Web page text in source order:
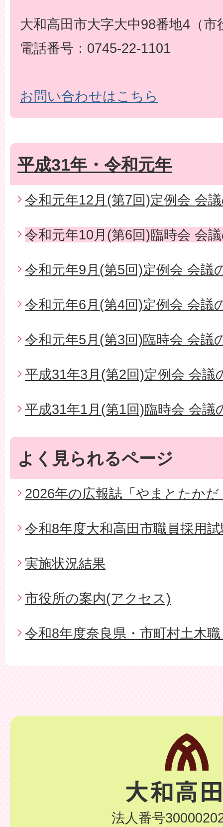
大和高田市大字大中98番地4（市
電話番号：0745-22-1101
お問い合わせはこちら
平成31年・令和元年
令和元年12月(第7回)定例会 会
令和元年10月(第6回)臨時会 会
令和元年9月(第5回)定例会 会議
令和元年6月(第4回)定例会 会議
令和元年5月(第3回)臨時会 会議
平成31年3月(第2回)定例会 会議
平成31年1月(第1回)臨時会 会議
よく見られるページ
2026年の広報誌「やまとたかだ
令和8年度大和高田市職員採用
実施状況結果
市役所の案内(アクセス)
令和8年度奈良県・市町村土木
法人番号